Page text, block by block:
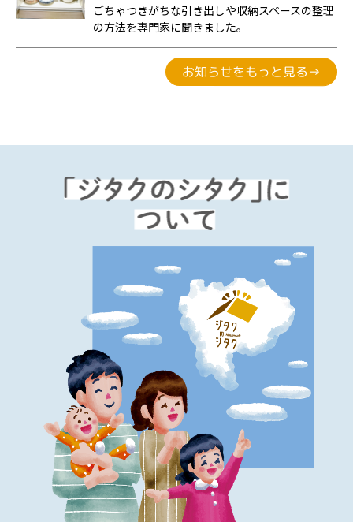
ごちゃつきがちな引き出しや収納スペースの整理
の方法を専門家に聞きました。
お知らせをもっと見る→